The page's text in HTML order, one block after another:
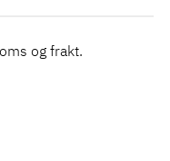
og frakt.